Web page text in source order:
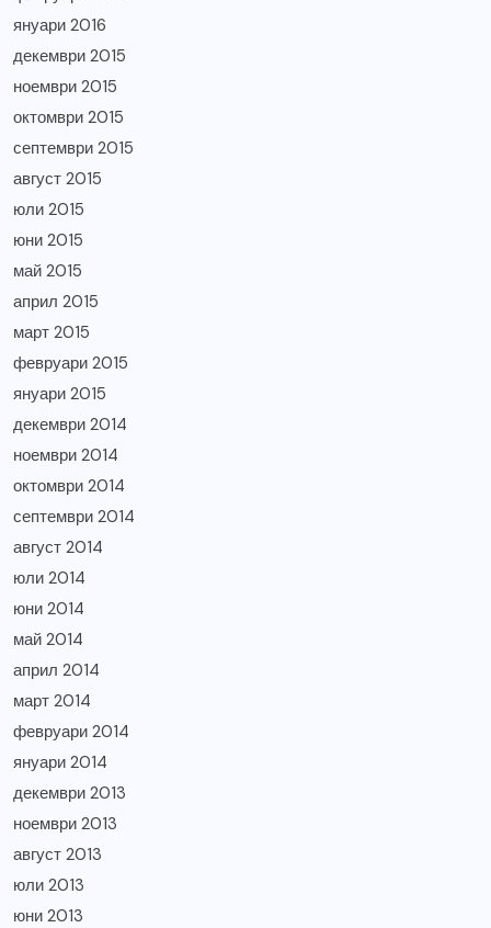
януари 2016
декември 2015
ноември 2015
октомври 2015
септември 2015
август 2015
юли 2015
юни 2015
май 2015
април 2015
март 2015
февруари 2015
януари 2015
декември 2014
ноември 2014
октомври 2014
септември 2014
август 2014
юли 2014
юни 2014
май 2014
април 2014
март 2014
февруари 2014
януари 2014
декември 2013
ноември 2013
август 2013
юли 2013
юни 2013